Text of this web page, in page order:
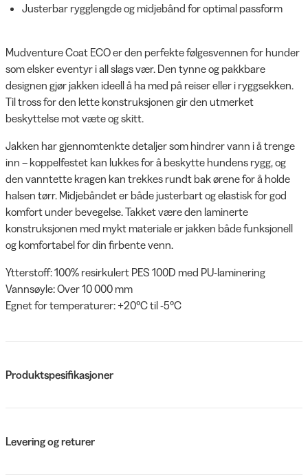
Justerbar rygglengde og midjebånd for optimal passform
Mudventure Coat ECO er den perfekte følgesvennen for hunder
som elsker eventyr i all slags vær. Den tynne og pakkbare
designen gjør jakken ideell å ha med på reiser eller i ryggsekken.
Til tross for den lette konstruksjonen gir den utmerket
beskyttelse mot væte og skitt.
Jakken har gjennomtenkte detaljer som hindrer vann i å trenge
inn – koppelfestet kan lukkes for å beskytte hundens rygg, og
den vanntette kragen kan trekkes rundt bak ørene for å holde
halsen tørr. Midjebåndet er både justerbart og elastisk for god
komfort under bevegelse. Takket være den laminerte
konstruksjonen med mykt materiale er jakken både funksjonell
og komfortabel for din firbente venn.
Ytterstoff: 100% resirkulert PES 100D med PU-laminering
Vannsøyle: Over 10 000 mm
Egnet for temperaturer: +20°C til -5°C
Produktspesifikasjoner
Levering og returer